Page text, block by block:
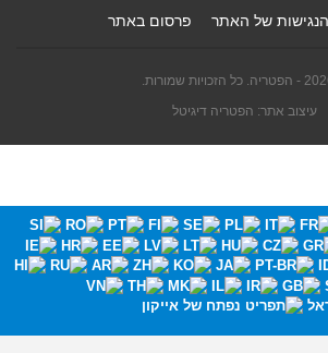
של האתר
פרסום באתר
עיצוב אתר: הפטריה דיגיטל